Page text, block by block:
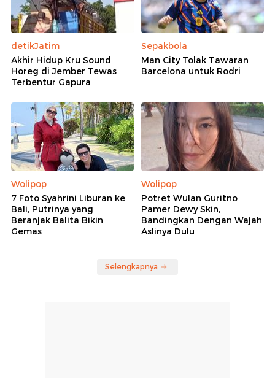
detikJatim
Akhir Hidup Kru Sound
Horeg di Jember Tewas
Terbentur Gapura
Sepakbola
Man City Tolak Tawaran
Barcelona untuk Rodri
Wolipop
7 Foto Syahrini Liburan ke
Bali, Putrinya yang
Beranjak Balita Bikin
Gemas
Wolipop
Potret Wulan Guritno
Pamer Dewy Skin,
Bandingkan Dengan Wajah
Aslinya Dulu
Selengkapnya